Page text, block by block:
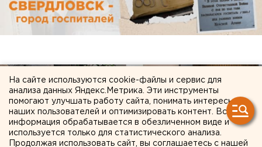
На сайте используются cookie-файлы и сервис для
анализа данных Яндекс.Метрика. Эти инструменты
помогают улучшать работу сайта, понимать интересы
наших пользователей и оптимизировать контент. Вся
информация обрабатывается в обезличенном виде и
используется только для статистического анализа.
Продолжая использовать сайт, вы соглашаетесь с нашей